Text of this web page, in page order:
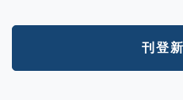
刊登